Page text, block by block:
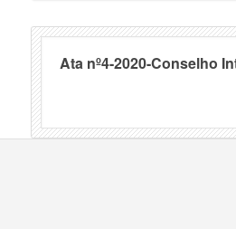
Ata nº4-2020-Conselho